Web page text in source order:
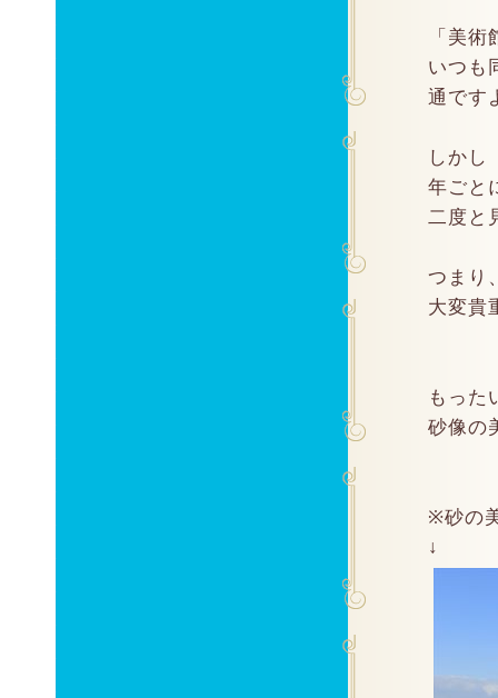
「美
いつも
通です
しかし
年ごと
二度と
つまり
大変貴
もった
砂像の
※砂の
↓